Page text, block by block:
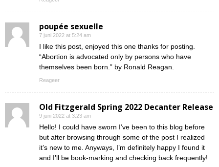
poupée sexuelle
7 juni 2022 at 5:24 am
I like this post, enjoyed this one thanks for posting.
“Abortion is advocated only by persons who have
themselves been born.” by Ronald Reagan.
Reageer
Old Fitzgerald Spring 2022 Decanter Release
9 juni 2022 at 3:23 am
Hello! I could have sworn I’ve been to this blog before
but after browsing through some of the post I realized
it’s new to me. Anyways, I’m definitely happy I found it
and I’ll be book-marking and checking back frequently!